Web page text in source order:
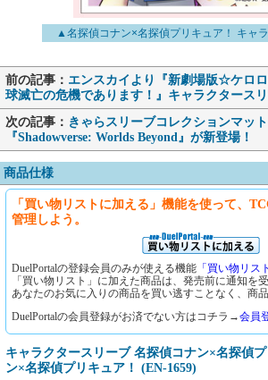
▲名探偵コナン×名探偵プリキュア！ キャ
前の記事： エンスカイより『新劇場版☆ケロ
球滅亡の危機であります！』キャラクタース
次の記事： きゃらスリーブコレクションマッ
『Shadowverse: Worlds Beyond』が新登場！
商品仕様
「買い物リストに加える」機能を使って、
管理しよう。
DuelPortalの登録会員のみが使える機能 「買い物リス
「買い物リスト」に加えた商品は、発売前に通知を
あなたのお気に入りの商品を買い逃すことなく、商品
DuelPortalの会員登録がお済でない方はコチラ→会員
キャラクタースリーブ 名探偵コナン×名探偵
ン×名探偵プリキュア！ (EN-1659)